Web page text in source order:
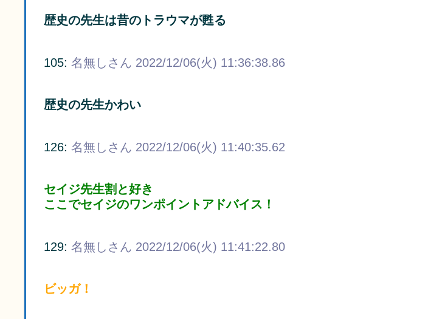
歴史の先生は昔のトラウマが甦る
105: 名無しさん 2022/12/06(火) 11:36:38.86
歴史の先生かわい
126: 名無しさん 2022/12/06(火) 11:40:35.62
セイジ先生割と好き
ここでセイジのワンポイントアドバイス！
129: 名無しさん 2022/12/06(火) 11:41:22.80
ビッガ！